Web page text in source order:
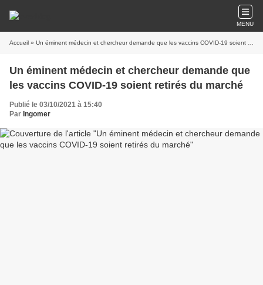
MENU
Accueil » Un éminent médecin et chercheur demande que les vaccins COVID-19 soient retirés du marché
Un éminent médecin et chercheur demande que
les vaccins COVID-19 soient retirés du marché
Publié le 03/10/2021 à 15:40
Par Ingomer